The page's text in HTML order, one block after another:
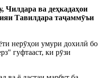
Чилдара ва деҳкадаҳои
Тавилдара таҷаммӯъи
нерӯҳои умури дохилӣ бо
гуфтааст, ки рӯзи